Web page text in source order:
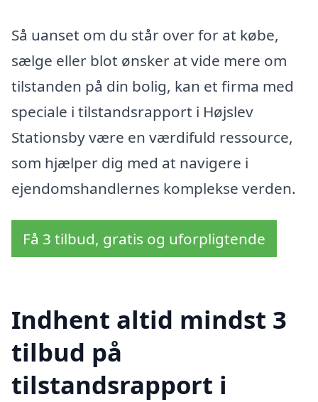
Så uanset om du står over for at købe,
sælge eller blot ønsker at vide mere om
tilstanden på din bolig, kan et firma med
speciale i tilstandsrapport i Højslev
Stationsby være en værdifuld ressource,
som hjælper dig med at navigere i
ejendomshandlernes komplekse verden.
Få 3 tilbud, gratis og uforpligtende
Indhent altid mindst 3
tilbud på
tilstandsrapport i